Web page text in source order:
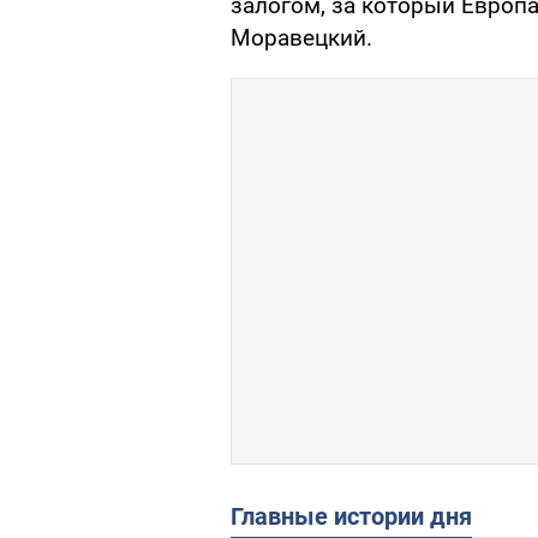
залогом, за который
Моравецкий.
Главные истории дня